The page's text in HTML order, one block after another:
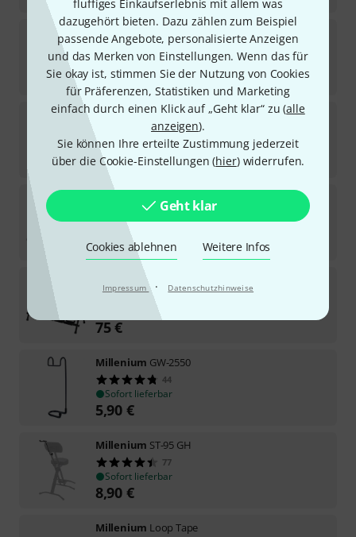
fluffiges Einkaufserlebnis mit allem was
dazugehört bieten. Dazu zählen zum Beispiel
passende Angebote, personalisierte Anzeigen
und das Merken von Einstellungen. Wenn das für
Sie okay ist, stimmen Sie der Nutzung von Cookies
für Präferenzen, Statistiken und Marketing
einfach durch einen Klick auf „Geht klar“ zu (alle
anzeigen).
Sie können Ihre erteilte Zustimmung jederzeit
über die Cookie-Einstellungen (hier) widerrufen.
Geht klar
Cookies ablehnen Weitere Infos
Impressum · Datenschutzhinweise
Millenium Guitar Clothes Rail Hanger
30
Sofort lieferbar
6,90 €
MilleniumGW-2530
340
Sofort lieferbar
8,50€
96
Sofort lieferbar
9,90 €
Millenium
52
Sofort lieferbar
75€
Millenium GW-2550
44
Sofort lieferbar
5,90 €
Millenium ST-95 GH
77
Sofort lieferbar
8,90 €
Millenium Loop Tape